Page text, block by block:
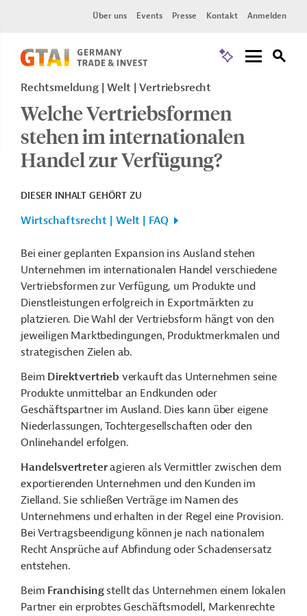
Über uns Events Presse Kontakt Anmelden
Rechtsmeldung Welt Vertriebsrecht
Welche Vertriebsformen
stehen im internationalen
Handel zur Verfügung?
DIESER INHALT GEHÖRT ZU
Wirtschaftsrecht | Welt | FAQ
Bei einer geplanten Expansion ins Ausland stehen
Unternehmen im internationalen Handel verschiedene
Vertriebsformen zur Verfügung, um Produkte und
Dienstleistungen erfolgreich in Exportmärkten zu
platzieren. Die Wahl der Vertriebsform hängt von den
jeweiligen Marktbedingungen, Produktmerkmalen und
strategischen Zielen ab.
Beim Direktvertrieb verkauft das Unternehmen seine
Produkte unmittelbar an Endkunden oder
Geschäftspartner im Ausland. Dies kann über eigene
Niederlassungen, Tochtergesellschaften oder den
Onlinehandel erfolgen.
Handelsvertreteragieren als Vermittler zwischen dem
exportierenden Unternehmen und den Kunden im
Zielland. Sie schließen Verträge im Namen des
Unternehmens und erhalten in der Regel eine Provision.
Bei Vertragsbeendigung können je nach nationalem
Recht Ansprüche auf Abfindung oder Schadensersatz
entstehen.
Beim Franchising stellt das Unternehmen einem lokalen
Partner ein erprobtes Geschäftsmodell, Markenrechte